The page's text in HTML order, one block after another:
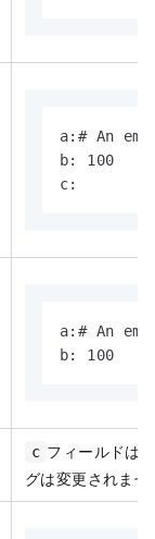
a:# An
b: 100
c:
a:# An
b: 100
c フィールドは
グは変更されませ